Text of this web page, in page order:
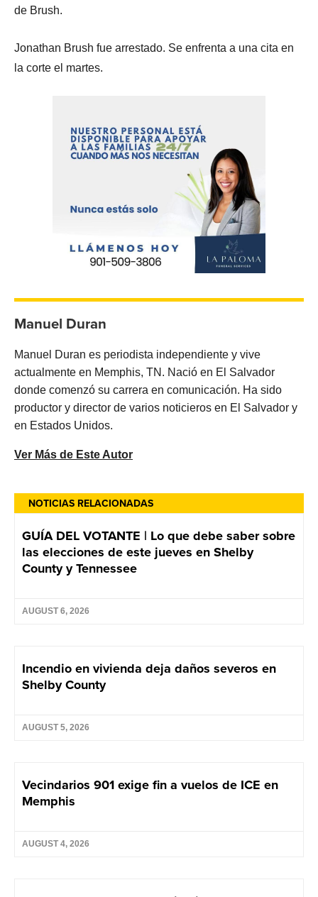
NOTICIAS RELACIONADAS
GUÍA DEL VOTANTE | Lo que debe saber sobre
las elecciones de este jueves en Shelby
County y Tennessee
AUGUST 6, 2026
Incendio en vivienda deja daños severos en
Shelby County
AUGUST 5, 2026
Vecindarios 901 exige fin a vuelos de ICE en
Memphis
AUGUST 4, 2026
de Brush.
Jonathan Brush fue arrestado. Se enfrenta a una cita en
la corte el martes.
Manuel Duran
Manuel Duran es periodista independiente y vive
actualmente en Memphis, TN. Nació en El Salvador
donde comenzó su carrera en comunicación. Ha sido
productor y director de varios noticieros en El Salvador y
en Estados Unidos.
Ver Más de Este Autor